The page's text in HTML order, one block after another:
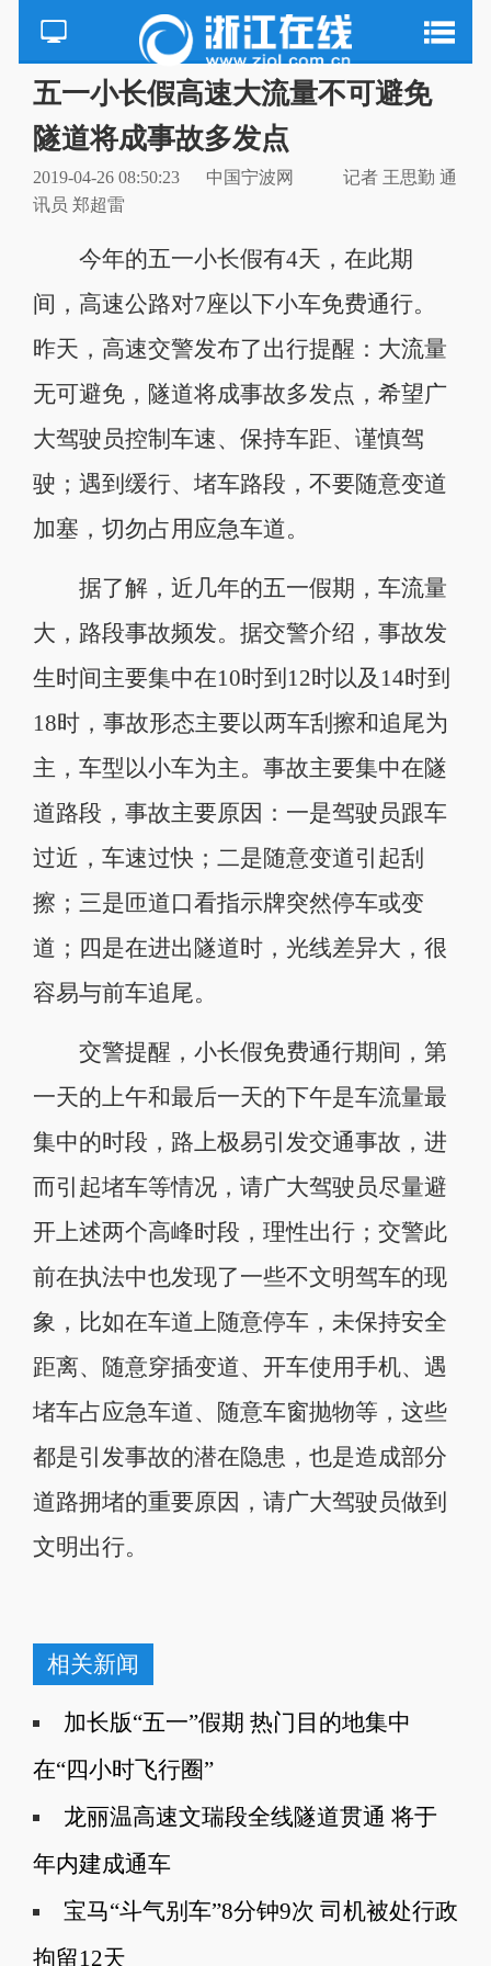
五一小长假高速大流量不可避免
隧道将成事故多发点
2019-04-26 08:50:23 中国宁波网
记者 王思勤 通
讯员 郑超雷
今年的五一小长假有4天，在此期
间，高速公路对7座以下小车免费通行。
昨天，高速交警发布了出行提醒：大流量
无可避免，隧道将成事故多发点，希望广
大驾驶员控制车速、保持车距、谨慎驾
驶；遇到缓行、堵车路段，不要随意变道
加塞，切勿占用应急车道。
据了解，近几年的五一假期，车流量
大，路段事故频发。据交警介绍，事故发
生时间主要集中在10时到12时以及14时到
18时，事故形态主要以两车刮擦和追尾为
主，车型以小车为主。事故主要集中在隧
道路段，事故主要原因：一是驾驶员跟车
过近，车速过快；二是随意变道引起刮
擦；三是匝道口看指示牌突然停车或变
道；四是在进出隧道时，光线差异大，很
容易与前车追尾。
交警提醒，小长假免费通行期间，第
一天的上午和最后一天的下午是车流量最
集中的时段，路上极易引发交通事故，进
而引起堵车等情况，请广大驾驶员尽量避
开上述两个高峰时段，理性出行；交警此
前在执法中也发现了一些不文明驾车的现
象，比如在车道上随意停车，未保持安全
距离、随意穿插变道、开车使用手机、遇
堵车占应急车道、随意车窗抛物等，这些
都是引发事故的潜在隐患，也是造成部分
道路拥堵的重要原因，请广大驾驶员做到
文明出行。
相关新闻
加长版“五一”假期 热门目的地集中
在“四小时飞行圈”
龙丽温高速文瑞段全线隧道贯通 将于
年内建成通车
宝马“斗气别车”8分钟9次 司机被处行政
拘留12天